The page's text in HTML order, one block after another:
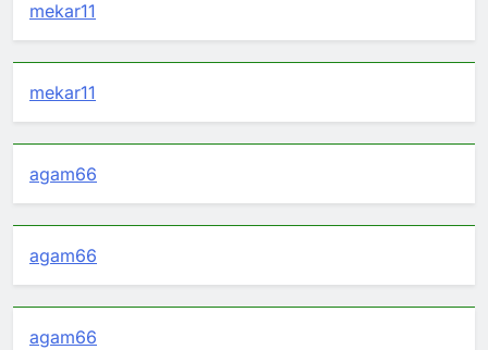
mekar11
mekar11
agam66
agam66
agam66